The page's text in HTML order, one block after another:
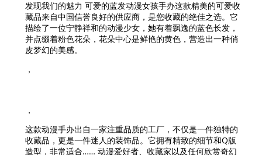
发现我们的魅力 可爱的蓝发动漫女孩手办这款精美的可爱收
藏品来自中国信誉良好的供应商，是您收藏的绝佳之选。它
描绘了一位宁静祥和的动漫少女，她有着飘逸的蓝色长发，
并点缀着粉色花朵，花朵中心是鲜艳的黄色，营造出一种俏
皮梦幻的美感。
，
，
这款动漫手办出自一家注重品质的工厂，不仅是一件独特的
收藏品，更是一件迷人的装饰品。它拥有精致的细节和Q版
造型，非常适合…… 动漫爱好者、收藏家以及任何欣赏奇幻